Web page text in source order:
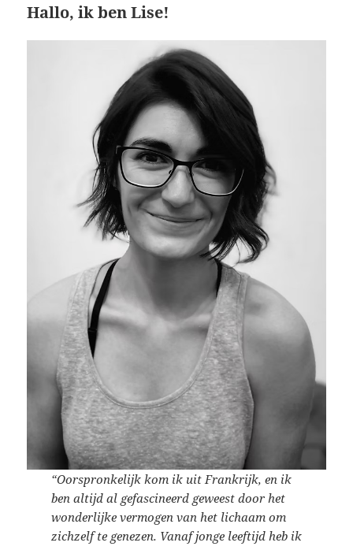
Hallo, ik ben Lise!
“Oorspronkelijk kom ik uit Frankrijk, en ik
ben altijd al gefascineerd geweest door het
wonderlijke vermogen van het lichaam om
zichzelf te genezen. Vanaf jonge leeftijd heb ik